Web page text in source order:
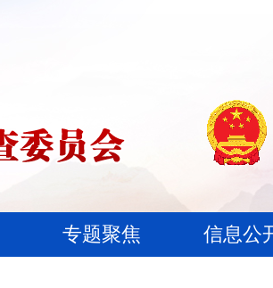
专题聚焦 信息公